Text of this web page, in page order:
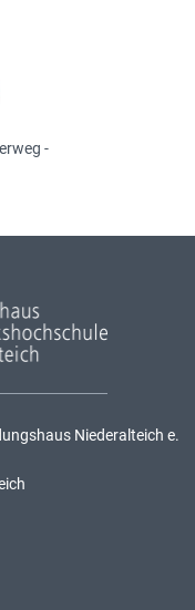
-
Niederalteich e.